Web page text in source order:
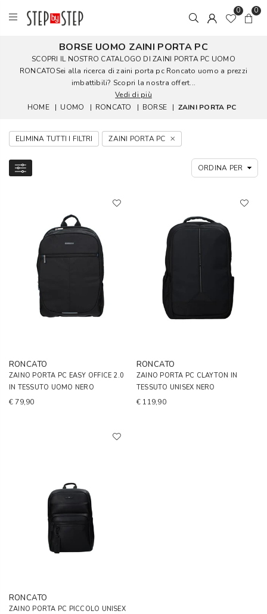
0 0
BORSE UOMO ZAINI PORTA PC
SCOPRI IL NOSTRO CATALOGO DI ZAINI PORTA PC UOMO
RONCATOSei alla ricerca di zaini porta pc Roncato uomo a prezzi
imbattibili? Scopri la nostra offert...
Vedi di più
HOME
| UOMO | RONCATO | BORSE | ZAINI PORTA PC
ELIMINA TUTTI I FILTRI ZAINI PORTA PC
RONCATO
ZAINO PORTA PC EASY OFFICE 2.0
IN TESSUTO UOMO NERO
€ 79,90
RONCATO
ZAINO PORTA PC CLAYTON IN
TESSUTO UNISEX NERO
€ 119,90
RONCATO
ZAINO PORTA PC PICCOLO UNISEX